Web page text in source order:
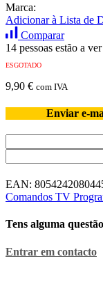
Marca:
Adicionar à Lista de
Comparar
14 pessoas estão a
ESGOTADO
9,90 € com IVA
Enviar e-
EAN:
Comandos TV
Tens alguma
Entrar em contacto